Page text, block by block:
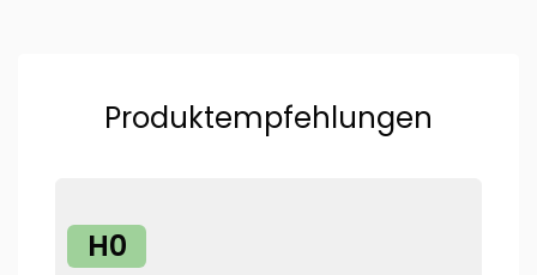
Produktempfehlungen
H0